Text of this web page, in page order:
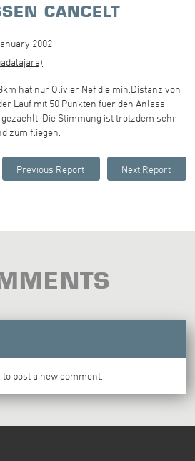
CANCELT
2002
hat nur Olivier Nef die min.Distanz von
Lauf mit 50 Punkten fuer den Anlass,
Die Stimmung ist trotzdem sehr
zum fliegen.
post a new comment.